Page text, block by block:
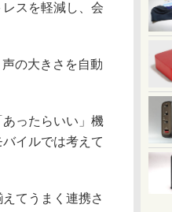
スを軽減し、会
の大きさを自動
ったらいい」機
イルでは考えて
てうまく連携さ